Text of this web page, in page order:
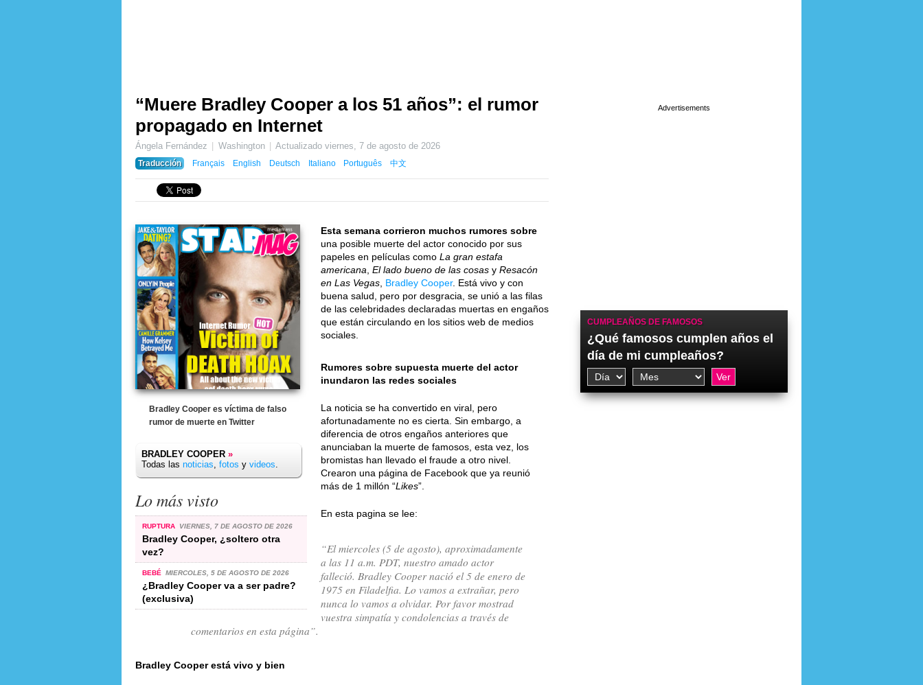
“Muere Bradley Cooper a los 51 años”: el rumor
propagado en Internet
Ángela Fernández Washington Actualizadoviernes, 7 de agosto de 2026
Traducción
Français English Deutsch Italiano Português 中文
Bradley Cooper es víctima de falso
rumor de muerte en Twitter
BRADLEY COOPER »
Todas las noticias, fotos y videos.
Lo más visto
RUPTURA VIERNES, 7 DE AGOSTO DE 2026
Bradley Cooper, ¿soltero otra
vez?
BEBÉ MIERCOLES, 5 DE AGOSTO DE 2026
¿Bradley Cooper va a ser padre?
(exclusiva)
Esta semana corrieron muchos rumores sobre
una posible muerte del actor conocido por sus
papeles en películas como La gran estafa
americana El lado bueno de las cosas y Resacón
en Las Vegas Bradley Cooper. Está vivo y con
buena salud, pero por desgracia, se unió a las filas
de las celebridades declaradas muertas en engaños
que están circulando en los sitios web de medios
sociales.
Rumores sobre supuesta muerte del actor
inundaron las redes sociales
La noticia se ha convertido en viral, pero
afortunadamente no es cierta. Sin embargo, a
diferencia de otros engaños anteriores que
anunciaban la muerte de famosos, esta vez, los
bromistas han llevado el fraude a otro nivel.
Crearon una página de Facebook que ya reunió
más de 1 millón “Likes”.
En esta pagina se lee:
“El miercoles (5 de agosto), aproximadamente
a las 11 a.m. PDT, nuestro amado actor
falleció. Bradley Cooper nació el 5 de enero de
1975 en Filadelfia. Lo vamos a extrañar, pero
nunca lo vamos a olvidar. Por favor mostrad
vuestra simpatía y condolencias a través de
comentarios en esta página”.
Bradley Cooper está vivo y bien
CUMPLEAÑOS DE FAMOSOS
¿Qué famosos cumplen años el
día de mi cumpleaños?